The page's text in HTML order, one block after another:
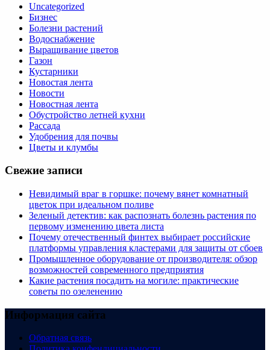
Uncategorized
Бизнес
Болезни растений
Водоснабжение
Выращивание цветов
Газон
Кустарники
Новостая лента
Новости
Новостная лента
Обустройство летней кухни
Рассада
Удобрения для почвы
Цветы и клумбы
Свежие записи
Невидимый враг в горшке: почему вянет комнатный
цветок при идеальном поливе
Зеленый детектив: как распознать болезнь растения по
первому изменению цвета листа
Почему отечественный финтех выбирает российские
платформы управления кластерами для защиты от сбоев
Промышленное оборудование от производителя: обзор
возможностей современного предприятия
Какие растения посадить на могиле: практические
советы по озеленению
Информация сайта
Обратная связь